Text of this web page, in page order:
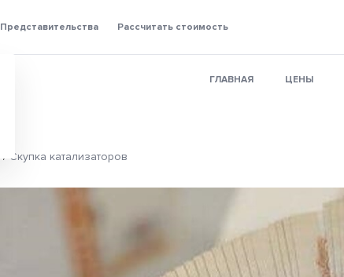
Представительства Рассчитать стоимость
ГЛАВНАЯ ЦЕНЫ
/ Скупка катализаторов